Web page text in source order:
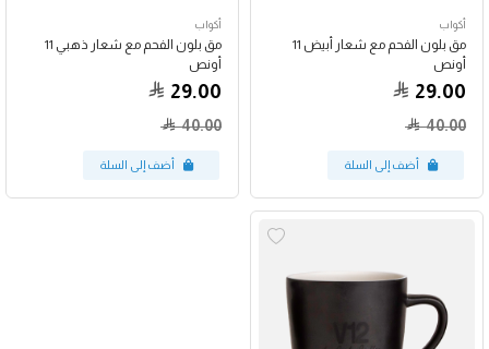
أكواب
مق بلون الفحم مع شعار أبيض 11
أونص
29.00
40.00
أكواب
مق بلون الفحم مع شعار ذهبي 11
أونص
29.00
40.00